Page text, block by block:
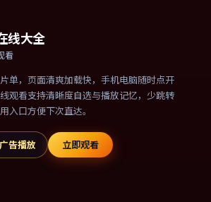
线大全
看
单，页面清爽加载快，手机电脑随时点开
观看支持清晰度自选与播放记忆，少跳转
入口方便下次直达。
告播放 立即观看